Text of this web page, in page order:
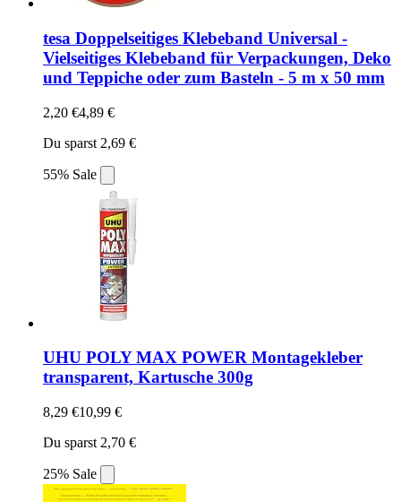
tesa Doppelseitiges Klebeband Universal -
Vielseitiges Klebeband für Verpackungen, Deko
und Teppiche oder zum Basteln - 5 m x 50 mm
2,20 €4,89 €
Du sparst 2,69 €
55% Sale
UHU POLY MAX POWER Montagekleber
transparent, Kartusche 300g
8,29 €10,99 €
Du sparst 2,70 €
25% Sale